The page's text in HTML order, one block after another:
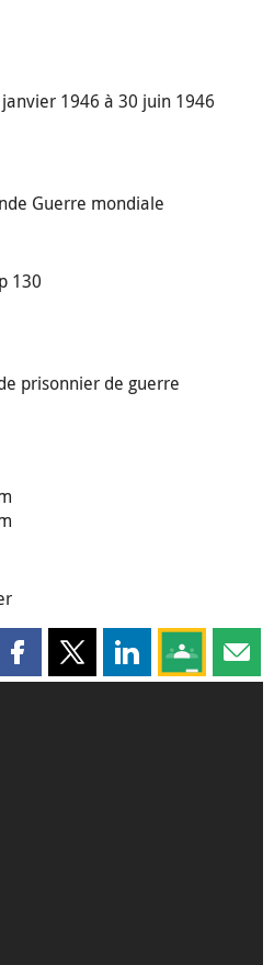
1946 à 30 juin 1946
Guerre mondiale
130
prisonnier de guerre
Partager cette page sur
Partager cette page sur X
Partager cette
Partagez